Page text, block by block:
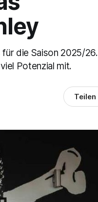
die Saison 2025/26.
Potenzial mit.
Teilen